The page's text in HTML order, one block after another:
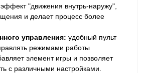
"движения внутрь-наружу",
и делает процесс более
управления: удобный пульт
режимами работы
элемент игры и позволяет
с различными настройками.